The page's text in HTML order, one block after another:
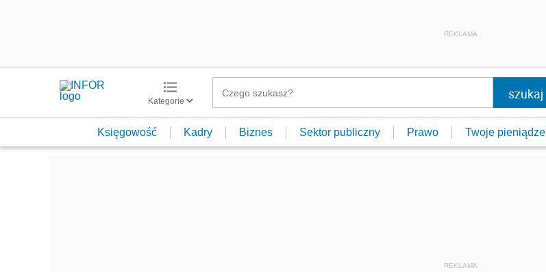
REKLAMA
Kategorie
Księgowość Kadry Biznes Sektor publiczny Prawo Twoje pieniądze